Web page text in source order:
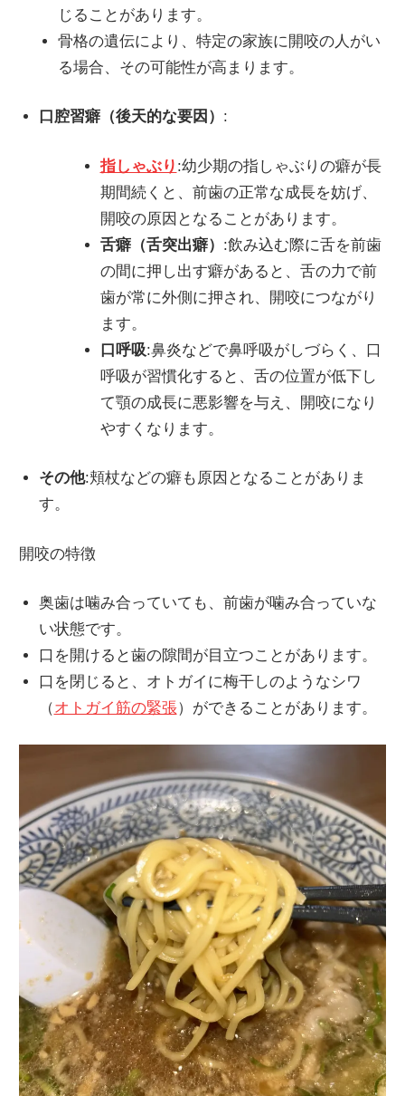
じることがあります。
骨格の遺伝により、特定の家族に開咬の人がい
る場合、その可能性が高まります。
口腔習癖（後天的な要因） :
指しゃぶり :幼少期の指しゃぶりの癖が長
期間続くと、前歯の正常な成長を妨げ、
開咬の原因となることがあります。
舌癖（舌突出癖） :飲み込む際に舌を前歯
の間に押し出す癖があると、舌の力で前
歯が常に外側に押され、開咬につながり
ます。
口呼吸:鼻炎などで鼻呼吸がしづらく、口
呼吸が習慣化すると、舌の位置が低下し
て顎の成長に悪影響を与え、開咬になり
やすくなります。
その他:頬杖などの癖も原因となることがありま
す。
開咬の特徴
奥歯は噛み合っていても、前歯が噛み合っていな
い状態です。
口を開けると歯の隙間が目立つことがあります。
口を閉じると、オトガイに梅干しのようなシワ
（オトガイ筋の緊張） ができることがあります。